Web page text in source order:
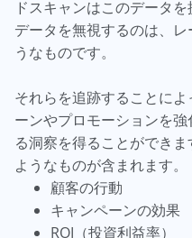
ドスキャンはこのデータ
データを無視するのは、
うなものです。
それらを追跡することに
ーンやプロモーションを
る洞察を得ることができ
ようなものが含まれます。
顧客の行動
キャンペーンの効果
ROI（投資利益率）